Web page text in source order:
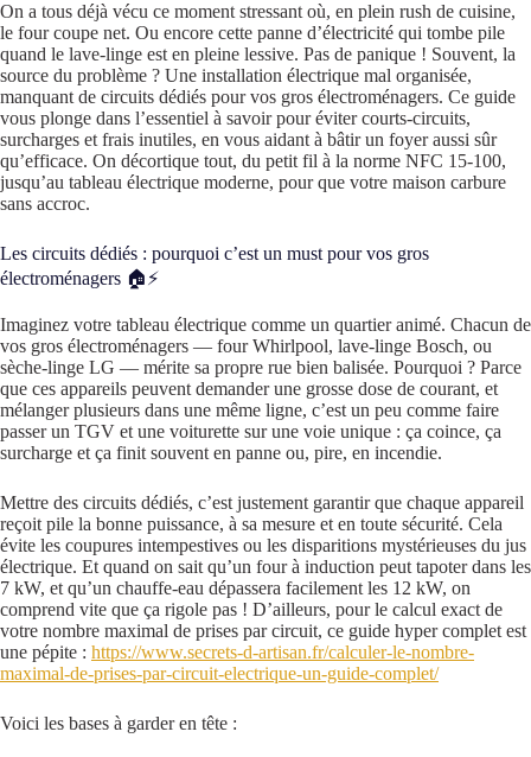
On a tous déjà vécu ce moment stressant où, en plein rush de cuisine,
le four coupe net. Ou encore cette panne d’électricité qui tombe pile
quand le lave-linge est en pleine lessive. Pas de panique ! Souvent, la
source du problème ? Une installation électrique mal organisée,
manquant de circuits dédiés pour vos gros électroménagers. Ce guide
vous plonge dans l’essentiel à savoir pour éviter courts-circuits,
surcharges et frais inutiles, en vous aidant à bâtir un foyer aussi sûr
qu’efficace. On décortique tout, du petit fil à la norme NFC 15-100,
jusqu’au tableau électrique moderne, pour que votre maison carbure
sans accroc.
Les circuits dédiés : pourquoi c’est un must pour vos gros
électroménagers 🏠⚡
Imaginez votre tableau électrique comme un quartier animé. Chacun de
vos gros électroménagers — four Whirlpool, lave-linge Bosch, ou
sèche-linge LG — mérite sa propre rue bien balisée. Pourquoi ? Parce
que ces appareils peuvent demander une grosse dose de courant, et
mélanger plusieurs dans une même ligne, c’est un peu comme faire
passer un TGV et une voiturette sur une voie unique : ça coince, ça
surcharge et ça finit souvent en panne ou, pire, en incendie.
Mettre des circuits dédiés, c’est justement garantir que chaque appareil
reçoit pile la bonne puissance, à sa mesure et en toute sécurité. Cela
évite les coupures intempestives ou les disparitions mystérieuses du jus
électrique. Et quand on sait qu’un four à induction peut tapoter dans les
7 kW, et qu’un chauffe-eau dépassera facilement les 12 kW, on
comprend vite que ça rigole pas ! D’ailleurs, pour le calcul exact de
votre nombre maximal de prises par circuit, ce guide hyper complet est
une pépite : https://www.secrets-d-artisan.fr/calculer-le-nombre-
maximal-de-prises-par-circuit-electrique-un-guide-complet/
Voici les bases à garder en tête :